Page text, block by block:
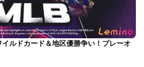
イルドカード＆地区優勝争い！プレーオ